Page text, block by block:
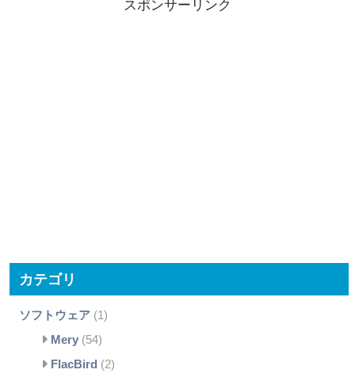
スポンサーリンク
カテゴリ
ソフトウェア(1)
Mery(54)
FlacBird (2)